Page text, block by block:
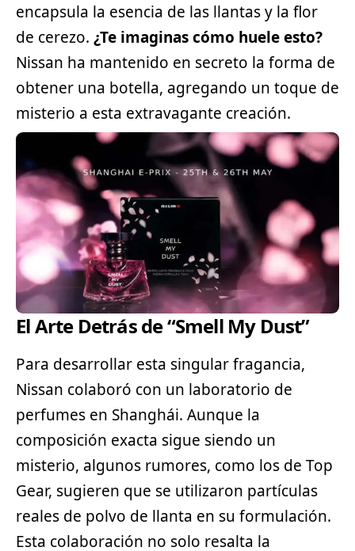
encapsula la esencia de las llantas y la flor
de cerezo. ¿Te imaginas cómo huele esto?
Nissan ha mantenido en secreto la forma de
obtener una botella, agregando un toque de
misterio a esta extravagante creación.
El Arte Detrás de “Smell My Dust”
Para desarrollar esta singular fragancia,
Nissan colaboró con un laboratorio de
perfumes en Shanghái. Aunque la
composición exacta sigue siendo un
misterio, algunos rumores, como los de Top
Gear, sugieren que se utilizaron partículas
reales de polvo de llanta en su formulación.
Esta colaboración no solo resalta la